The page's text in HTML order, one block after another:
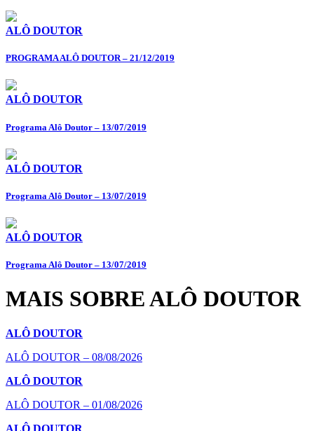
ALÔ DOUTOR
PROGRAMA ALÔ DOUTOR – 21/12/2019
ALÔ DOUTOR
Programa Alô Doutor – 13/07/2019
ALÔ DOUTOR
Programa Alô Doutor – 13/07/2019
ALÔ DOUTOR
Programa Alô Doutor – 13/07/2019
MAIS SOBRE ALÔ DOUTOR
ALÔ DOUTOR
ALÔ DOUTOR – 08/08/2026
ALÔ DOUTOR
ALÔ DOUTOR – 01/08/2026
ALÔ DOUTOR